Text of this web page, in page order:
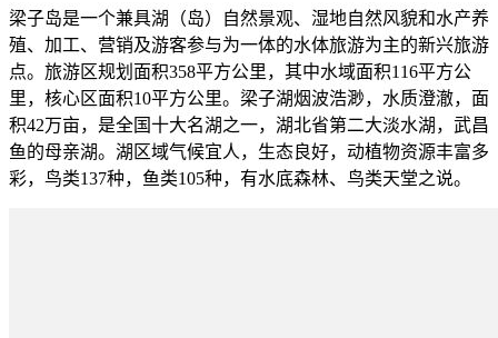
梁子岛是一个兼具湖（岛）自然景观、湿地自然风貌和水产养
殖、加工、营销及游客参与为一体的水体旅游为主的新兴旅游
点。旅游区规划面积358平方公里，其中水域面积116平方公
里，核心区面积10平方公里。梁子湖烟波浩渺，水质澄澈，面
积42万亩，是全国十大名湖之一，湖北省第二大淡水湖，武昌
鱼的母亲湖。湖区域气候宜人，生态良好，动植物资源丰富多
彩，鸟类137种，鱼类105种，有水底森林、鸟类天堂之说。